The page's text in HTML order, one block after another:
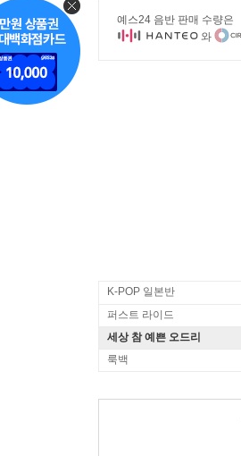
예스24 음반 판매 수량은
와
K-POP 일본반
퍼스트 라이드
세상 참 예쁜 오드리
룩백